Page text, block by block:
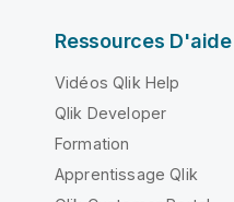
Ressources D'aide
Vidéos Qlik Help
Qlik Developer
Formation
Apprentissage Qlik